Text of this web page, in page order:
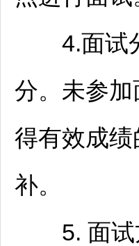
4.面试分
分。未参
得有效成
补。
5. 面试方